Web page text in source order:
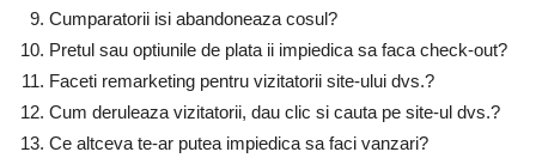
Cumparatorii isi abandoneaza cosul?
Pretul sau optiunile de plata ii impiedica sa faca check-out?
Faceti remarketing pentru vizitatorii site-ului dvs.?
Cum deruleaza vizitatorii, dau clic si cauta pe site-ul dvs.?
Ce altceva te-ar putea impiedica sa faci vanzari?